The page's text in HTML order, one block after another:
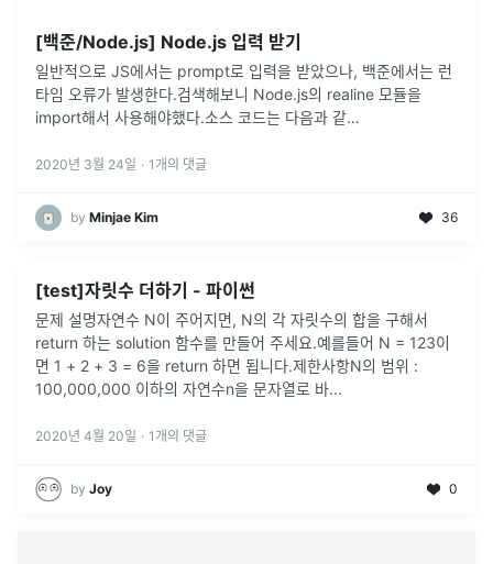
[백준/Node.js] Node.js 입력 받기
일반적으로 JS에서는 prompt로 입력을 받았으나, 백준에서는 런
타임 오류가 발생한다.검색해보니 Node.js의 realine 모듈을
import해서 사용해야했다.소스 코드는 다음과 같
rl...
2020년 3월 24일 · 1 개의 댓글
by Minjae Kim 36
[test]자릿수 더하기 - 파이썬
문제 설명자연수 N이 주어지면, N의 각 자릿수의 합을 구해서
return 하는 solution 함수를 만들어 주세요.예를들어 N = 123이
면 1 + 2 + 3 = 6을 return 하면 됩니다.제한사항N의 범위 :
100,000,000 이하의 자연수n을 문자열로 바...
2020년 4월 20일 · 1 개의 댓글
by Joy 0